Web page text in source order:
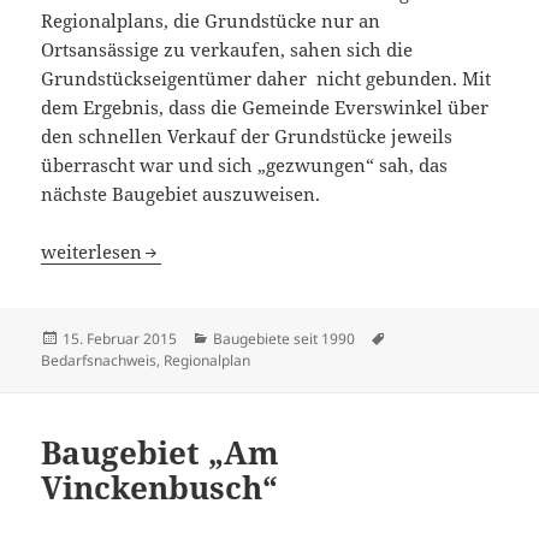
Regionalplans, die Grundstücke nur an
Ortsansässige zu verkaufen, sahen sich die
Grundstückseigentümer daher nicht gebunden. Mit
dem Ergebnis, dass die Gemeinde Everswinkel über
den schnellen Verkauf der Grundstücke jeweils
überrascht war und sich „gezwungen“ sah, das
nächste Baugebiet auszuweisen.
Baugebiete „Ernst-Tertilt-Straße“ und „Kastanienhof“
weiterlesen
Veröffentlicht
am
15. Februar 2015 Kategorien
Baugebiete seit 1990
Bedarfsnachweis, Regionalplan
Baugebiet „Am
Vinckenbusch“